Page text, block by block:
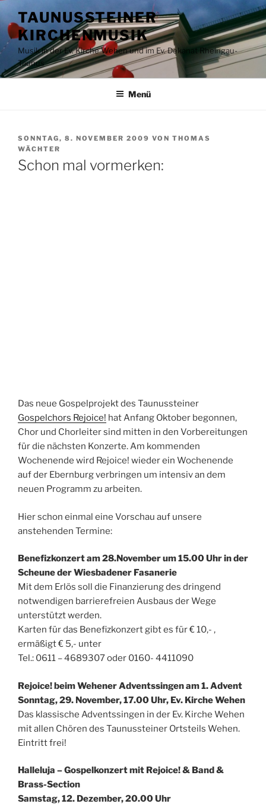
Inhalt
springen
TAUNUSSTEINER
KIRCHENMUSIK
Musik in der Ev. Kirche Wehen und im Ev. Dekanat Rheingau-
Taunus
Menü
VERÖFFENTLICHT
AM
SONNTAG, 8. NOVEMBER 2009 VON THOMAS
WÄCHTER
Schon mal vormerken:
Das neue Gospelprojekt des Taunussteiner
Gospelchors Rejoice! hat Anfang Oktober begonnen,
Chor und Chorleiter sind mitten in den Vorbereitungen
für die nächsten Konzerte. Am kommenden
Wochenende wird Rejoice! wieder ein Wochenende
auf der Ebernburg verbringen um intensiv an dem
neuen Programm zu arbeiten.
Hier schon einmal eine Vorschau auf unsere
anstehenden Termine:
Benefizkonzert am 28.November um 15.00 Uhr in der
Scheune der Wiesbadener Fasanerie
Mit dem Erlös soll die Finanzierung des dringend
notwendigen barrierefreien Ausbaus der Wege
unterstützt werden.
Karten für das Benefizkonzert gibt es für € 10,- ,
ermäßigt € 5,- unter
Tel.: 0611 – 4689307 oder 0160- 4411090
Rejoice! beim Wehener Adventssingen am 1. Advent
Sonntag, 29. November, 17.00 Uhr, Ev. Kirche Wehen
Das klassische Adventssingen in der Ev. Kirche Wehen
mit allen Chören des Taunussteiner Ortsteils Wehen.
Eintritt frei!
Halleluja – Gospelkonzert mit Rejoice! & Band &
Brass-Section
Samstag, 12. Dezember, 20.00 Uhr